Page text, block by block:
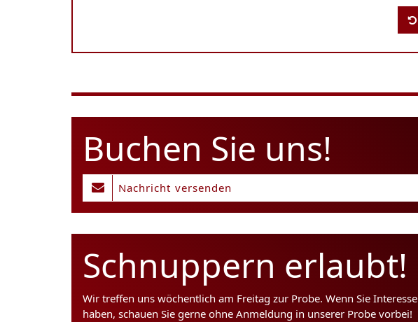
Buchen Sie uns!
Nachricht versenden
Schnuppern erlaubt!
Wir treffen uns wöchentlich am Freitag zur Probe. Wenn Sie Interesse
haben, schauen Sie gerne ohne Anmeldung in unserer Probe vorbei!